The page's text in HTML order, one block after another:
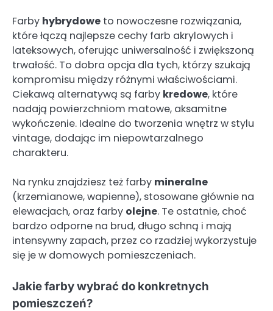
Farby hybrydowe to nowoczesne rozwiązania,
które łączą najlepsze cechy farb akrylowych i
lateksowych, oferując uniwersalność i zwiększoną
trwałość. To dobra opcja dla tych, którzy szukają
kompromisu między różnymi właściwościami.
Ciekawą alternatywą są farby kredowe, które
nadają powierzchniom matowe, aksamitne
wykończenie. Idealne do tworzenia wnętrz w stylu
vintage, dodając im niepowtarzalnego
charakteru.
Na rynku znajdziesz też farby mineralne
(krzemianowe, wapienne), stosowane głównie na
elewacjach, oraz farby olejne. Te ostatnie, choć
bardzo odporne na brud, długo schną i mają
intensywny zapach, przez co rzadziej wykorzystuje
się je w domowych pomieszczeniach.
Jakie farby wybrać do konkretnych
pomieszczeń?